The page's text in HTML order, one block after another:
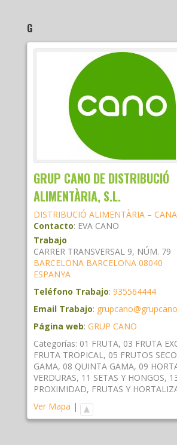
G
GRUP CANO DE DISTRIBUCIÓ
ALIMENTÀRIA, S.L.
DISTRIBUCIÓ ALIMENTÀRIA –
Contacto: EVA CANO
Trabajo
CARRER TRANSVERSAL 9, NÚM. 79
BARCELONA BARCELONA 08040
ESPANYA
Teléfono Trabajo: 935564444
Email Trabajo:
Página web: GRUP CANO
Categorías: 01 FRUTA, 03 FRUTA
FRUTA TROPICAL, 05 FRUTOS
GAMA, 08 QUINTA GAMA, 09
VERDURAS, 11 SETAS Y HONGOS,
PROXIMIDAD, FRUTAS Y
Ver Mapa |